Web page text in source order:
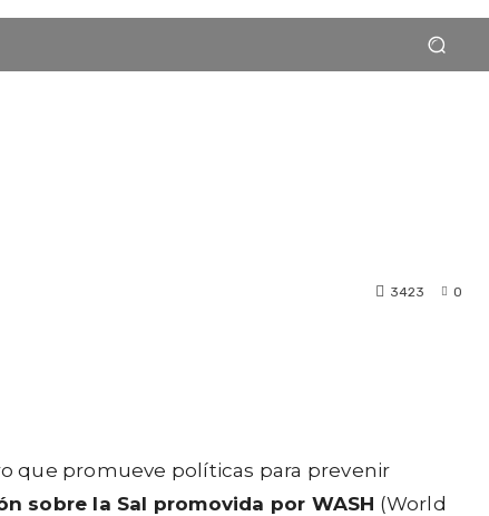
0
3423
que promueve políticas para prevenir
sobre la Sal promovida por WASH (World